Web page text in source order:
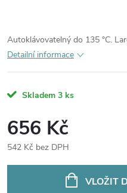
Autoklávovatelný do 135 °C.
Detailní informace
Skladem 3 ks
656 Kč
542 Kč bez DPH
VLOŽIT